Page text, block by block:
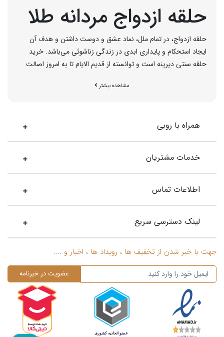
حلقه ازدواج مردانه طلا
حلقه ازدواج، در تمام ملل، نماد عشق و دوست داشتن و هدف آن
ایجاد استحکام و پایداری ابدی در زندگی زناشوئی می‌باشد. خرید
حلقه سنتی دیرینه است و توانسته از قدیم الایام تا به امروز اصالت
پلاتین، نقره و ... ساخته می‌شود. حلقه ازدواج مردانه، در اشکال ساده،
حلقه عقد مردانه
پیدا کردن حلقه عقد مردانه چندان آسان نیست. این روزها در بازار
شکل‌های متفاوتی را می‌توان پیدا کرد که تصمیم‌گیری برای انتخاب
یکی از آن‌ها سخت است. به ویژه در این زمانه که انگشترها در
جنس‌های مختلفی عرضه می‌شوند و فقط به طلا، پلاتین و نقره
کنید که اتفاقا طراحی‌های بسیار جذابی هم دارند. بنابراین بهتر است
سراغ حلقه‎‌ای بروید که با شخصیت و سبک زندگی شما همخوانی
کامل داشته باشند.
خرید حلقه ازدواج مردانه
از آنجا که حلقه ازدواج همیشه و در تمام طول سال‌های زندگی در
دست خواهد بود. بهتر است در هنگام خرید حلقه ازدواج مردانه به
سراغ گزینه‌ای بروید که قابلیت ترمیم و تغییر سایز داشته باشد.
انگشتری که از فلزات غیر از طلا و پلاتین ساخته شده را نمی‌توان بزرگ
مشاهده بیشتر
همراه با روبی
خدمات مشتریان
اطلاعات تماس
لینک دسترسی سریع
جهت با خبر شدن از تخفیف ها ، رویداد ها ، اخبار و ....